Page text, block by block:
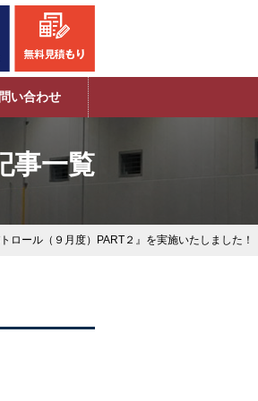
い合わせ
事一覧
ロール（９月度）PART２』を実施いたしました！